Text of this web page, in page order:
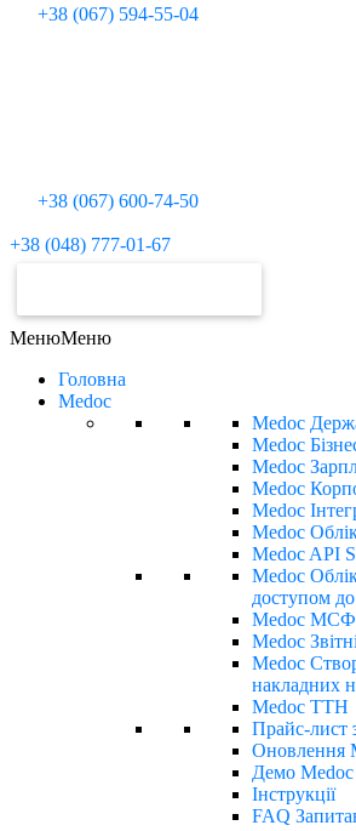
+38 (067) 594-55-04
+38 (067) 600-74-50
+38 (048) 777-01-67
МенюМеню
Головна
Medoc
Medoc
Medoc
Medoc
Medoc
Medoc
Medoc
Medoc API
Medoc
доступом
Medoc
Medoc
Medoc
накладних
Medoc ТТН
Прайс-лист
Оновлення
Демо Medoc
Інструкції
FAQ